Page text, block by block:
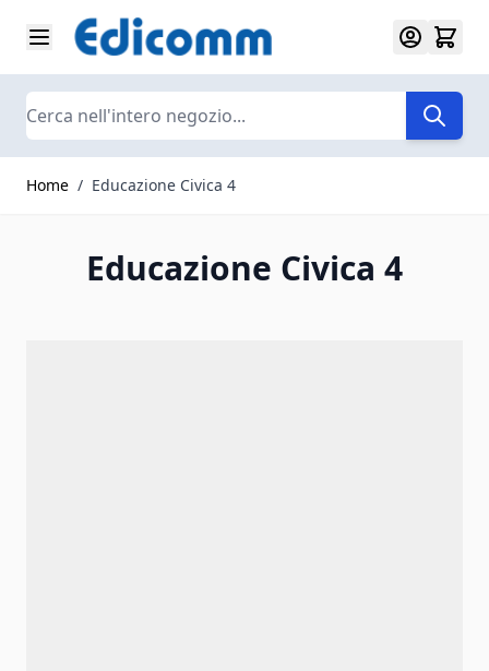
Salta al contenuto
Search
Home / Educazione Civica 4
Educazione Civica 4